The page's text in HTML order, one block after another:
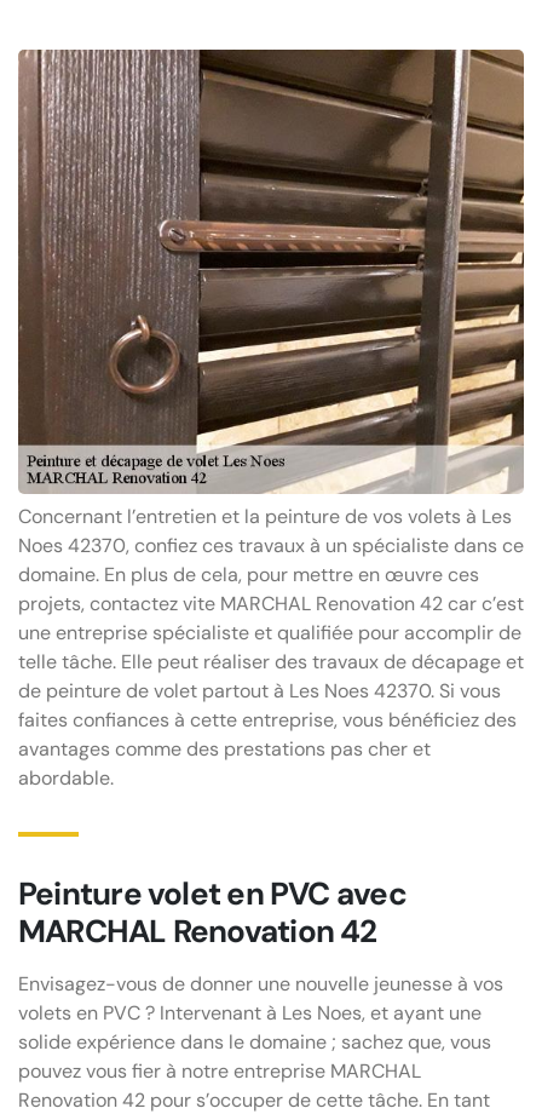
Concernant l’entretien et la peinture de vos volets à Les
Noes 42370, confiez ces travaux à un spécialiste dans ce
domaine. En plus de cela, pour mettre en œuvre ces
projets, contactez vite MARCHAL Renovation 42 car c’est
une entreprise spécialiste et qualifiée pour accomplir de
telle tâche. Elle peut réaliser des travaux de décapage et
de peinture de volet partout à Les Noes 42370. Si vous
faites confiances à cette entreprise, vous bénéficiez des
avantages comme des prestations pas cher et
abordable.
Peinture volet en PVC avec
MARCHAL Renovation 42
Envisagez-vous de donner une nouvelle jeunesse à vos
volets en PVC ? Intervenant à Les Noes, et ayant une
solide expérience dans le domaine ; sachez que, vous
pouvez vous fier à notre entreprise MARCHAL
Renovation 42 pour s’occuper de cette tâche. En tant